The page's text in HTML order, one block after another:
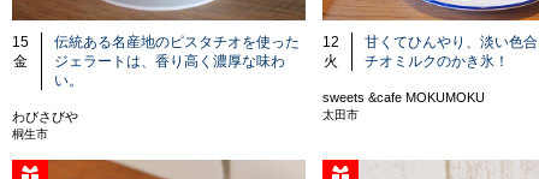
15
金
伝統ある名産地のピスタチオを使った
ジェラートは、香り高く濃厚な味わ
い。
わびさびや
桐生市
12
火
甘くてひんやり、淡い色
チオミルクのかき氷！
sweets &cafe MOKUMOKU
太田市